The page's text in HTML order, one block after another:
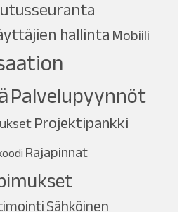
hallinta Mobiili
Palvelupyynnöt
Projektipankki
Rajapinnat
Sähköinen